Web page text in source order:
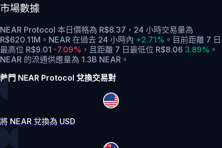
市場數據
NEAR Protocol 本日價格為 R$8.37，24 小時交易量為
R$620.11M。NEAR 在過去 24 小時內 +2.71% 。 目前距離 7 日
最高位 R$9.01 -7.09% ， 且距離 7 日最低位 R$8.06 3.89% 。
NEAR 的流通供應量為 1.3B NEAR。
熱門 NEAR Protocol 兌換交易對
將 NEAR 兌換為 USD